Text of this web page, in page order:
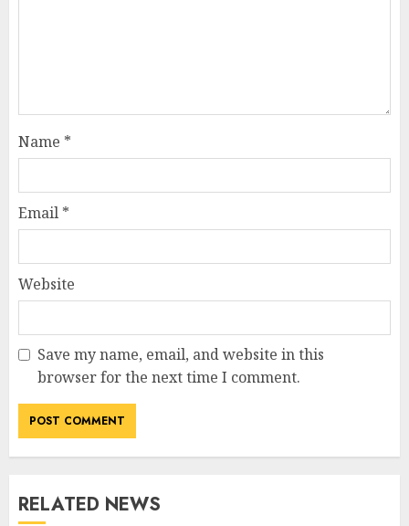
Name *
Email *
Website
Save my name, email, and website in this
browser for the next time I comment.
RELATED NEWS